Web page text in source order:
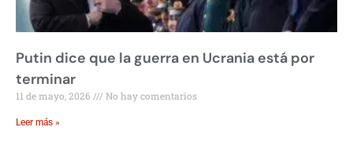
Putin dice que la guerra en Ucrania está por
terminar
11 de mayo, 2026 No hay comentarios
Leer más »